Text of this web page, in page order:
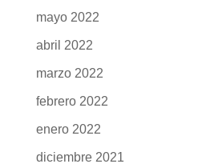
noviembre 2022
octubre 2022
septiembre 2022
julio 2022
junio 2022
mayo 2022